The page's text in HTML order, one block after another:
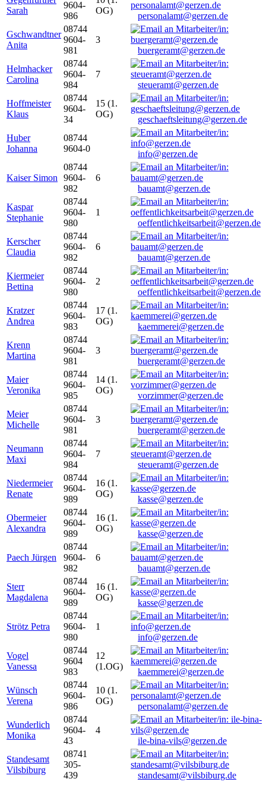
Sarah
9604-
986
OG)
personalamt@gerzen.de
Gschwandtner
Anita
08744
9604-
981
3
buergeramt@gerzen.de
Helmhacker
Carolina
08744
9604-
984
7
steueramt@gerzen.de
Hoffmeister
Klaus
08744
9604-
34
15 (1.
OG)
geschaeftsleitung@gerzen.de
Huber
Johanna
08744
9604-0
info@gerzen.de
Kaiser Simon
08744
9604-
982
6
bauamt@gerzen.de
Kaspar
Stephanie
08744
9604-
980
1
oeffentlichkeitsarbeit@gerzen.de
Kerscher
Claudia
08744
9604-
982
6
bauamt@gerzen.de
Kiermeier
Bettina
08744
9604-
980
2
oeffentlichkeitsarbeit@gerzen.de
Kratzer
Andrea
08744
9604-
983
17 (1.
OG)
kaemmerei@gerzen.de
Krenn
Martina
08744
9604-
981
3
buergeramt@gerzen.de
Maier
Veronika
08744
9604-
985
14 (1.
OG)
vorzimmer@gerzen.de
Meier
Michelle
08744
9604-
981
3
buergeramt@gerzen.de
Neumann
Maxi
08744
9604-
984
7
steueramt@gerzen.de
Niedermeier
Renate
08744
9604-
989
16 (1.
OG)
kasse@gerzen.de
Obermeier
Alexandra
08744
9604-
989
16 (1.
OG)
kasse@gerzen.de
Paech Jürgen
08744
9604-
982
6
bauamt@gerzen.de
Sterr
Magdalena
08744
9604-
989
16 (1.
OG)
kasse@gerzen.de
Strötz Petra
08744
9604-
980
1
info@gerzen.de
Vogel
Vanessa
08744
9604
983
12
(1.OG)
kaemmerei@gerzen.de
Wünsch
Verena
08744
9604-
986
10 (1.
OG)
personalamt@gerzen.de
Wunderlich
Monika
08744
9604-
43
4
ile-bina-vils@gerzen.de
Standesamt
Vilsbiburg
08741
305-
439
standesamt@vilsbiburg.de